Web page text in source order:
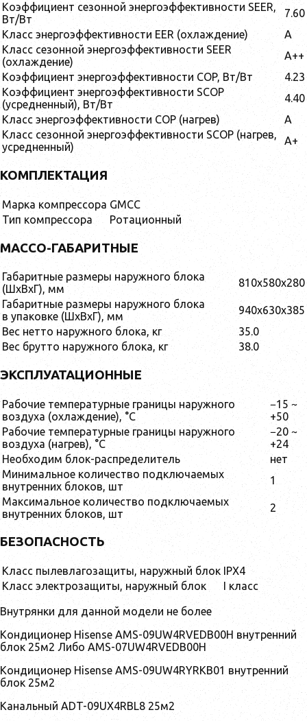
Коэффициент сезонной энергоэффективности SEER,
Вт/Вт
7.60
Класс энергоэффективности EER (охлаждение)
A
Класс сезонной энергоэффективности SEER
(охлаждение)
A++
Коэффициент энергоэффективности COP, Вт/Вт
4.23
Коэффициент энергоэффективности SCOP
(усредненный), Вт/Вт
4.40
Класс энергоэффективности COP (нагрев)
A
Класс сезонной энергоэффективности SCOP (нагрев,
усредненный)
A+
КОМПЛЕКТАЦИЯ
Марка компрессора GMCC
Тип компрессора
Ротационный
МАССО-ГАБАРИТНЫЕ
Габаритные размеры наружного блока
(ШxВxГ), мм
810x580x280
Габаритные размеры наружного блока
в упаковке (ШxВxГ), мм
940x630x385
Вес нетто наружного блока, кг
35.0
Вес брутто наружного блока, кг
38.0
ЭКСПЛУАТАЦИОННЫЕ
Рабочие температурные границы наружного
воздуха (охлаждение), °C
−15 ~
+50
Рабочие температурные границы наружного
воздуха (нагрев), °C
−20 ~
+24
Необходим блок-раcпределитель
нет
Минимальное количество подключаемых
внутренних блоков, шт
1
Максимальное количество подключаемых
внутренних блоков, шт
2
БЕЗОПАСНОСТЬ
Класс пылевлагозащиты, наружный блок IPX4
Класс электрозащиты, наружный блок
I класс
Внутрянки для данной модели не более
Кондиционер Hisense AMS-09UW4RVEDB00H внутренний
блок 25м2 Либо AMS-07UW4RVEDB00H
Кондиционер Hisense AMS-09UW4RYRKB01 внутренний
блок 25м2
Канальный ADT-09UX4RBL8 25м2